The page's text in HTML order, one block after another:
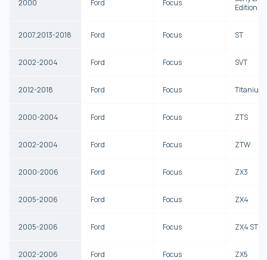
2000 Ford Focus
Edition
2007,2013-2018 Ford Focus ST
2002-2004 Ford Focus SVT
2012-2018 Ford Focus Titanium
2000-2004 Ford Focus ZTS
2002-2004 Ford Focus ZTW
2000-2006 Ford Focus ZX3
2005-2006 Ford Focus ZX4
2005-2006 Ford Focus ZX4 ST
2002-2006 Ford Focus ZX5